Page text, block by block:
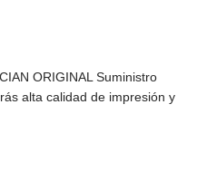
ORIGINAL Suministro
alta calidad de impresión y